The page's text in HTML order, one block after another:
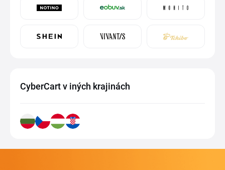
CyberCart v iných krajinách